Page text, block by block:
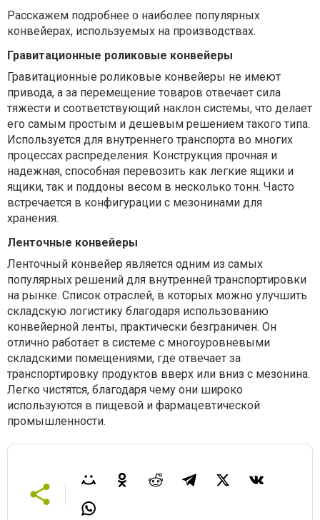
Расскажем подробнее о наиболее популярных
конвейерах, используемых на производствах.
Гравитационные роликовые конвейеры
Гравитационные роликовые конвейеры не имеют
привода, а за перемещение товаров отвечает сила
тяжести и соответствующий наклон системы, что делает
его самым простым и дешевым решением такого типа.
Используется для внутреннего транспорта во многих
процессах распределения. Конструкция прочная и
надежная, способная перевозить как легкие ящики и
ящики, так и поддоны весом в несколько тонн. Часто
встречается в конфигурации с мезонинами для
хранения.
Ленточные конвейеры
Ленточный конвейер является одним из самых
популярных решений для внутренней транспортировки
на рынке. Список отраслей, в которых можно улучшить
складскую логистику благодаря использованию
конвейерной ленты, практически безграничен. Он
отлично работает в системе с многоуровневыми
складскими помещениями, где отвечает за
транспортировку продуктов вверх или вниз с мезонина.
Легко чистятся, благодаря чему они широко
используются в пищевой и фармацевтической
промышленности.